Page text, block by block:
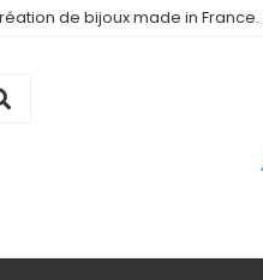
de bijoux made in